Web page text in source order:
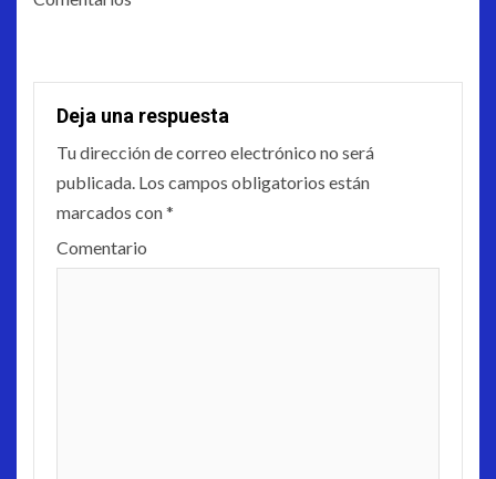
Deja una respuesta
Tu dirección de correo electrónico no será
publicada. Los campos obligatorios están
marcados con*
Comentario